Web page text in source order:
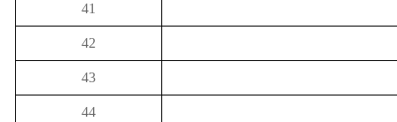
41
42
43
44